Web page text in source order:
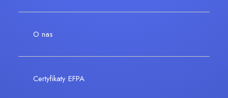
O nas
Certyfikaty EFPA